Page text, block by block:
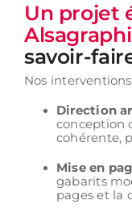
Un projet
savoir-
Nos interventions
Direction
conception
cohérente,
Mise en
gabarits
pages et la